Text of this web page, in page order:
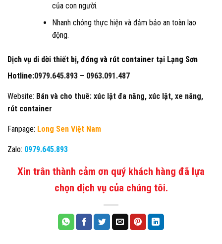
của con người.
Nhanh chóng thực hiện và đảm bảo an toàn lao
động.
Dịch vụ di dời thiết bị, đóng và rút container tại Lạng Sơn
Hotline:0979.645.893 – 0963.091.487
Website: Bán và cho thuê: xúc lật đa năng, xúc lật, xe nâng,
rút container
Fanpage: Long Sen Việt Nam
Zalo: 0979.645.893
Xin trân thành cảm ơn quý khách hàng đã lựa
chọn dịch vụ của chúng tôi.